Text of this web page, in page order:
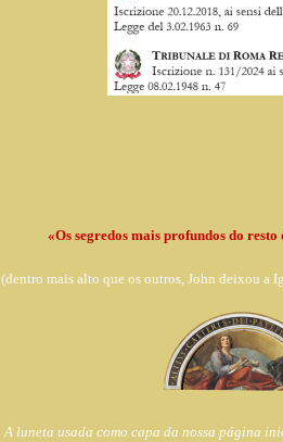
«Os segredos mais profundos do
(dentro mais alto que os outros, John deixou a
A luneta usada como capa da nossa página